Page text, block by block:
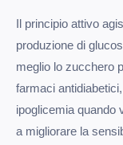
Il principio attivo
produzione di
meglio lo zucchero
farmaci
ipoglicemia quando
a migliorare la